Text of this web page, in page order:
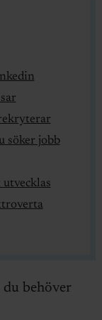
söker jobb
du behöver